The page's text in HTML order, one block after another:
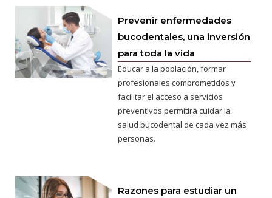
Prevenir enfermedades
bucodentales, una inversión
para toda la vida
Educar a la población, formar
profesionales comprometidos y
facilitar el acceso a servicios
preventivos permitirá cuidar la
salud bucodental de cada vez más
personas.
Razones para estudiar un